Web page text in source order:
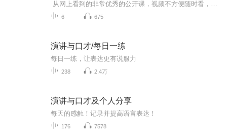
6 675
演讲与口才/每日一练
每日一练，让表达更有说服力
238 2.4万
演讲与口才及个人分享
每天的感触！记录并提高语言表达！
176 7578